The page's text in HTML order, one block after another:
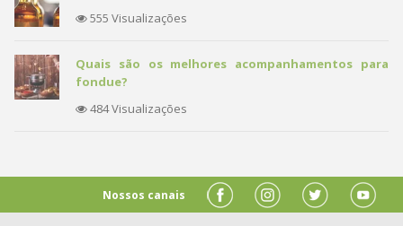
555 Visualizações
Quais são os melhores acompanhamentos para
fondue?
484 Visualizações
Nossos canais